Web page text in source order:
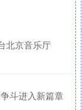
北京音乐厅
斗进入新篇章